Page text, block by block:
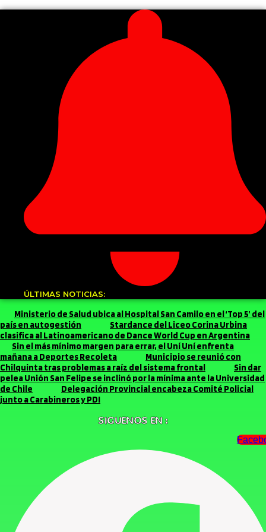
ÚLTIMAS NOTICIAS:
Ministerio de Salud ubica al Hospital San Camilo en el ‘Top 5’ del
país en autogestión
Stardance del Liceo Corina Urbina
clasifica al Latinoamericano de Dance World Cup en Argentina
Sin el más mínimo margen para errar, el Uní Uní enfrenta
mañana a Deportes Recoleta
Municipio se reunió con
Chilquinta tras problemas a raíz del sistema frontal
Sin dar
pelea Unión San Felipe se inclinó por la mínima ante la Universidad
de Chile
Delegación Provincial encabeza Comité Policial
junto a Carabineros y PDI
SIGUENOS EN :